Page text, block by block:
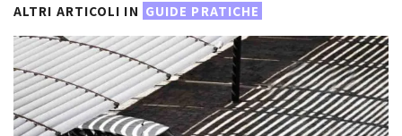
ALTRI ARTICOLI IN GUIDE PRATICHE